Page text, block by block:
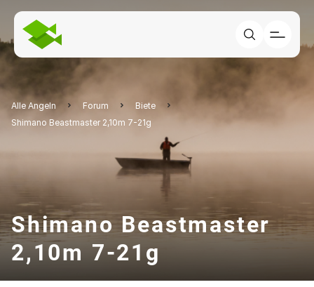
Alle Angeln Forum
Biete
Shimano Beastmaster 2,10m 7-21g
Shimano Beastmaster
2,10m 7-21g